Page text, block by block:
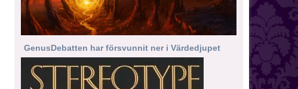
GenusDebatten har försvunnit ner i Värdedjupet